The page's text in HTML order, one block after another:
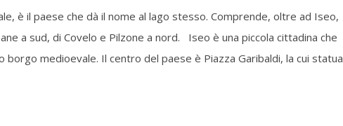
è il paese che dà il nome al lago stesso. Comprende, oltre ad Iseo,
a sud, di Covelo e Pilzone a nord. Iseo è una piccola cittadina che
borgo medioevale. Il centro del paese è Piazza Garibaldi, la cui statua